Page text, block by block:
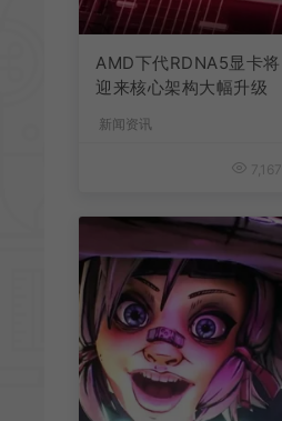
AMD下代RDNA5显卡将
迎来核心架构大幅升级
新闻资讯
7,167